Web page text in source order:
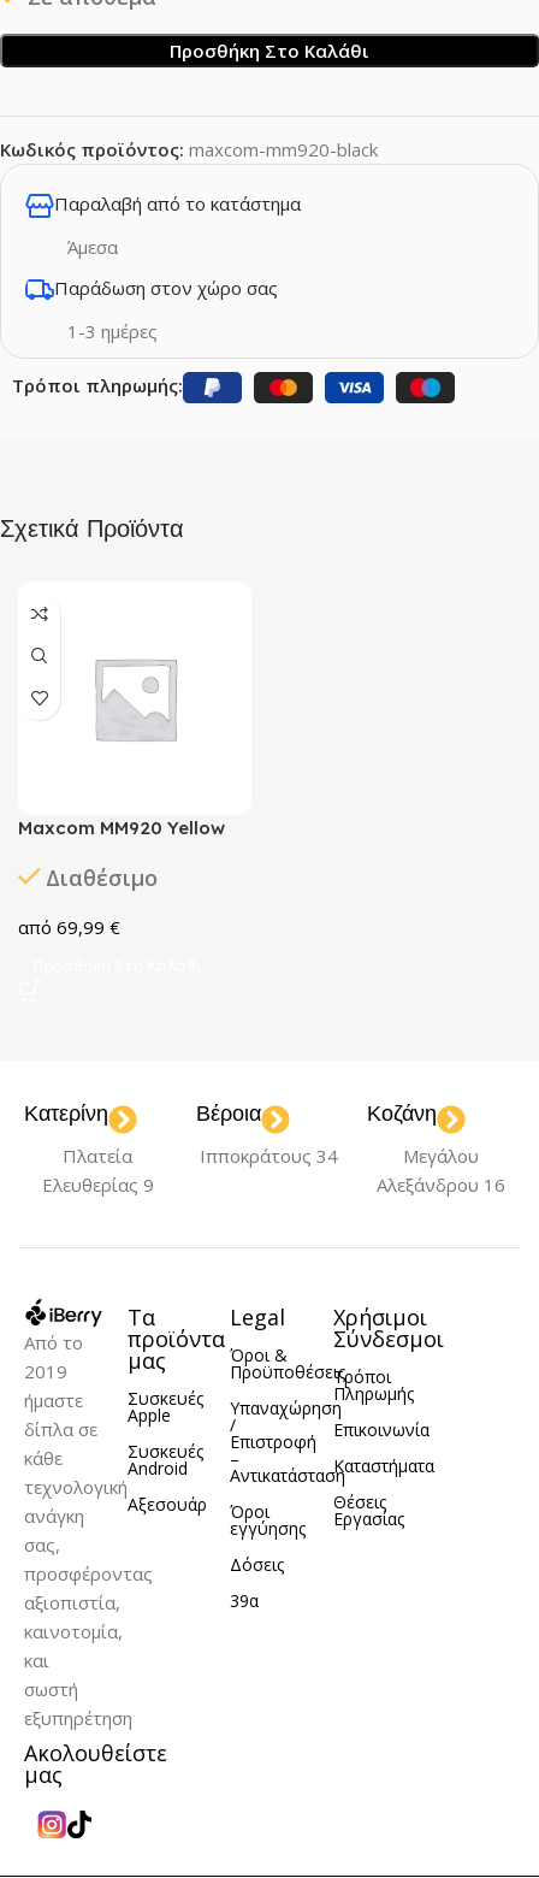
Προσθήκη Στο Καλάθι
Κωδικός προϊόντος: maxcom-mm920-black
Παραλαβή από το κατάστημα
Άμεσα
Παράδωση στον χώρο σας
1-3 ημέρες
Τρόποι πληρωμής:
Σχετικά Προϊόντα
Maxcom MM920 Yellow
Διαθέσιμο
69,99 €
Κατερίνη
Πλατεία
Ελευθερίας 9
Βέροια
Ιπποκράτους 34
Κοζάνη
Μεγάλου
Αλεξάνδρου 16
Από το
2019
ήμαστε
δίπλα σε
κάθε
τεχνολογική
ανάγκη
σας,
προσφέροντας
αξιοπιστία,
καινοτομία,
και
σωστή
εξυπηρέτηση
Ακολουθείστε
μας
Τα
προϊόντα
μας
Συσκευές
Apple
Συσκευές
Android
Αξεσουάρ
Legal
Όροι &
Προϋποθέσεις
Υπαναχώρηση
/
Επιστροφή
–
Αντικατάσταση
Όροι
εγγύησης
Δόσεις
39α
Χρήσιμοι
Σύνδεσμοι
Τρόποι
Πληρωμής
Επικοινωνία
Καταστήματα
Θέσεις
Εργασίας